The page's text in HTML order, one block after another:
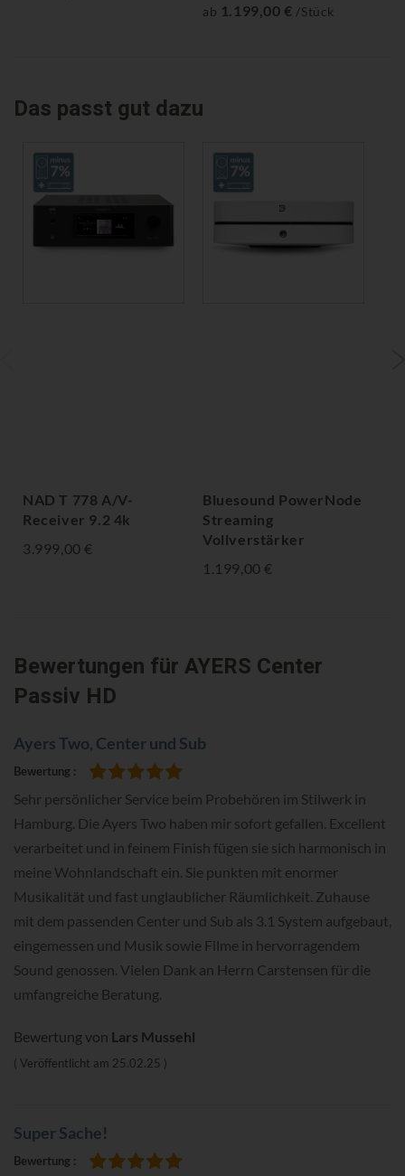
ab 1.199,00 € /Stück
Das passt gut dazu
NAD T 778 A/V-
Receiver 9.2 4k
3.999,00 €
Bluesound PowerNode
Streaming
Vollverstärker
1.199,00 €
Bewertungen für AYERS Center
Passiv HD
Ayers Two, Center und Sub
Bewertung
Sehr persönlicher Service beim Probehören im Stilwerk in
Hamburg. Die Ayers Two haben mir sofort gefallen. Excellent
verarbeitet und in feinem Finish fügen sie sich harmonisch in
meine Wohnlandschaft ein. Sie punkten mit enormer
Musikalität und fast unglaublicher Räumlichkeit. Zuhause
mit dem passenden Center und Sub als 3.1 System aufgebaut,
eingemessen und Musik sowie Filme in hervorragendem
Sound genossen. Vielen Dank an Herrn Carstensen für die
umfangreiche Beratung.
Bewertung von Lars Mussehl
Veröffentlicht am 25.02.25
Super Sache!
Bewertung